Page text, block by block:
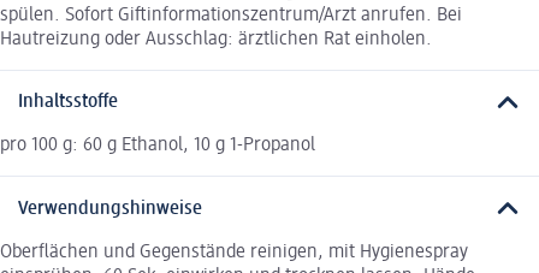
spülen. Sofort Giftinformationszentrum/Arzt anrufen. Bei
Hautreizung oder Ausschlag: ärztlichen Rat einholen.
Inhaltsstoffe
pro 100 g: 60 g Ethanol, 10 g 1-Propanol
Verwendungshinweise
Oberflächen und Gegenstände reinigen, mit Hygienespray